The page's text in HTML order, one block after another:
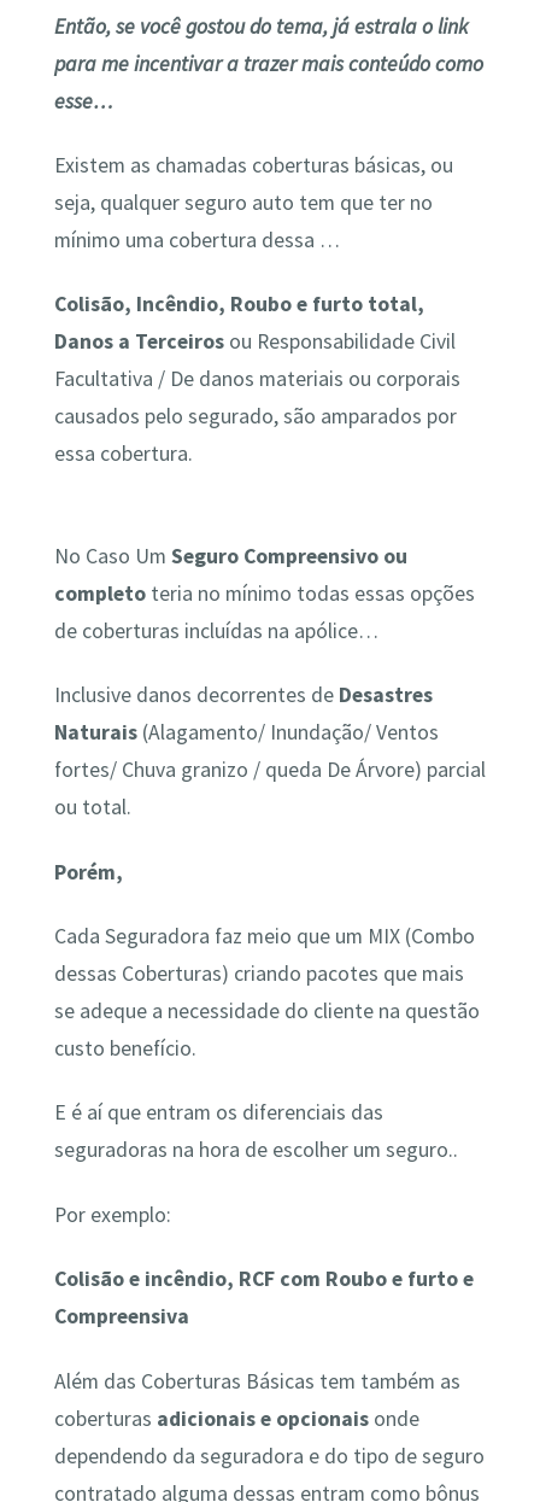
Então, se você gostou do tema, já estrala o link
para me incentivar a trazer mais conteúdo como
esse…
Existem as chamadas coberturas básicas, ou
seja, qualquer seguro auto tem que ter no
mínimo uma cobertura dessa …
Colisão, Incêndio, Roubo e furto total,
Danos a Terceirosou Responsabilidade Civil
Facultativa / De danos materiais ou corporais
causados pelo segurado, são amparados por
essa cobertura.
No Caso Um Seguro Compreensivo ou
completoteria no mínimo todas essas opções
de coberturas incluídas na apólice…
Inclusive danos decorrentes de Desastres
Naturais(Alagamento/ Inundação/ Ventos
fortes/ Chuva granizo / queda De Árvore) parcial
ou total.
Porém,
Cada Seguradora faz meio que um MIX (Combo
dessas Coberturas) criando pacotes que mais
se adeque a necessidade do cliente na questão
custo benefício.
E é aí que entram os diferenciais das
seguradoras na hora de escolher um seguro..
Por exemplo:
Colisão e incêndio, RCF com Roubo e furto e
Compreensiva
Além das Coberturas Básicas tem também as
coberturas adicionais e opcionais onde
dependendo da seguradora e do tipo de seguro
contratado alguma dessas entram como bônus